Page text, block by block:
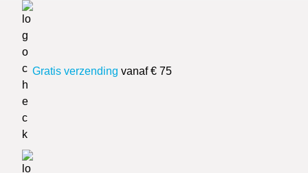
Gratis verzending vanaf € 75